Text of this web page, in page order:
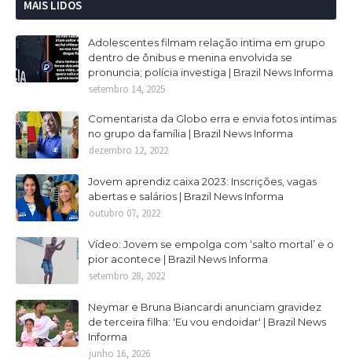
MAIS LIDOS
Adolescentes filmam relação intima em grupo
dentro de ônibus e menina envolvida se
pronuncia; polícia investiga | Brazil News Informa
setembro 14, 2025
Comentarista da Globo erra e envia fotos intimas
no grupo da família | Brazil News Informa
dezembro 12, 2022
Jovem aprendiz caixa 2023: Inscrições, vagas
abertas e salários | Brazil News Informa
outubro 07, 2022
Vídeo: Jovem se empolga com ‘salto mortal’ e o
pior acontece | Brazil News Informa
setembro 28, 2022
Neymar e Bruna Biancardi anunciam gravidez
de terceira filha: 'Eu vou endoidar' | Brazil News
Informa
junho 16, 2026